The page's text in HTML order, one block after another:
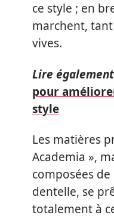
ce style ; en
marchent, tant
vives.
Lire
pour
style
Les matières
Academia »,
composées
dentelle, se
totalement à